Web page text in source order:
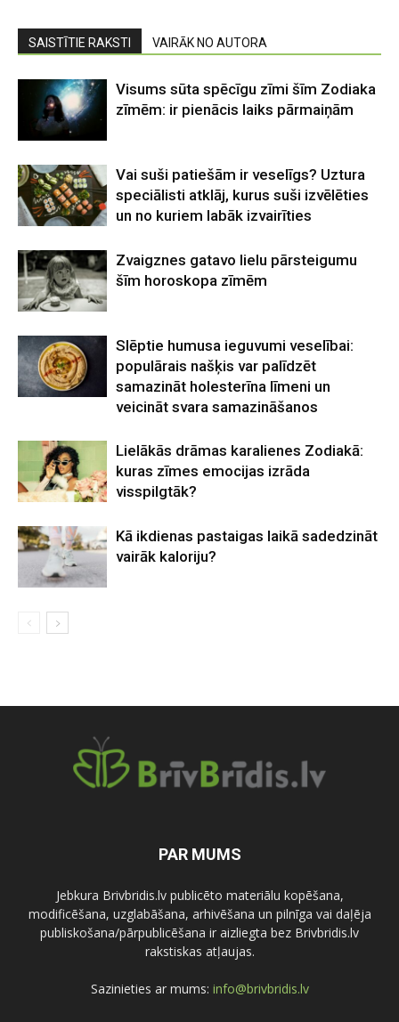
SAISTĪTIE RAKSTI VAIRĀK NO AUTORA
Visums sūta spēcīgu zīmi šīm Zodiaka
zīmēm: ir pienācis laiks pārmaiņām
Vai suši patiešām ir veselīgs? Uztura
speciālisti atklāj, kurus suši izvēlēties
un no kuriem labāk izvairīties
Zvaigznes gatavo lielu pārsteigumu
šīm horoskopa zīmēm
Slēptie humusa ieguvumi veselībai:
populārais našķis var palīdzēt
samazināt holesterīna līmeni un
veicināt svara samazināšanos
Lielākās drāmas karalienes Zodiakā:
kuras zīmes emocijas izrāda
visspilgtāk?
Kā ikdienas pastaigas laikā sadedzināt
vairāk kaloriju?
PAR MUMS
Jebkura Brivbridis.lv publicēto materiālu kopēšana,
modificēšana, uzglabāšana, arhivēšana un pilnīga vai daļēja
publiskošana/pārpublicēšana ir aizliegta bez Brivbridis.lv
rakstiskas atļaujas.
Sazinieties ar mums: info@brivbridis.lv